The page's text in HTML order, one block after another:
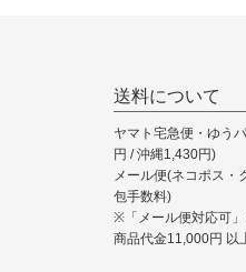
送料について
ヤマト宅急便・ゆう
円 / 沖縄1,430円)
メール便(ネコポス・
包手数料)
※「メール便対応可」
商品代金11,000円 以